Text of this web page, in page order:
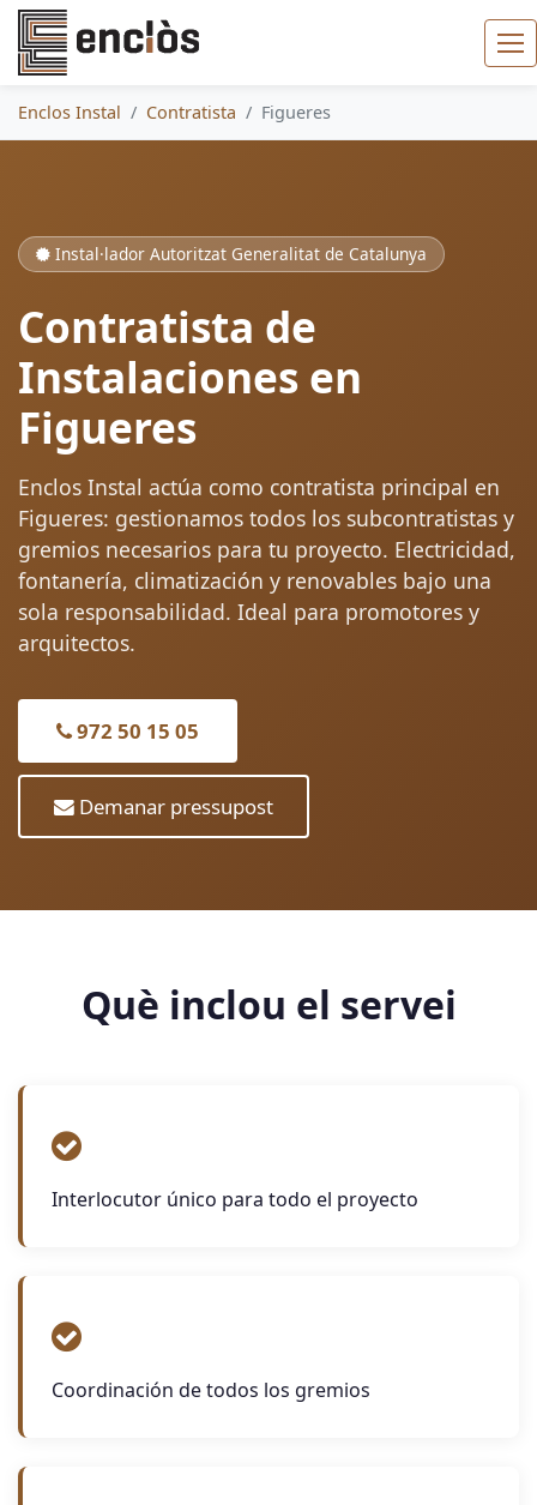
Enclos Instal Contratista Figueres
Instal·lador Autoritzat Generalitat de Catalunya
Contratista de
Instalaciones en
Figueres
Enclos Instal actúa como contratista principal en
Figueres: gestionamos todos los subcontratistas y
gremios necesarios para tu proyecto. Electricidad,
fontanería, climatización y renovables bajo una
sola responsabilidad. Ideal para promotores y
arquitectos.
972 50 15 05
Demanar pressupost
Què inclou el servei
Interlocutor único para todo el proyecto
Coordinación de todos los gremios